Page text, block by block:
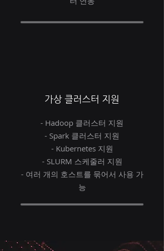
가상 클러스터 지원
- Hadoop 클러스터 지원
- Spark 클러스터 지원
- Kubernetes 지원
- SLURM 스케줄러 지원
- 여러 개의 호스트를 묶어서 사용 가
능